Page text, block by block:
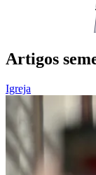
Artigos
Igreja